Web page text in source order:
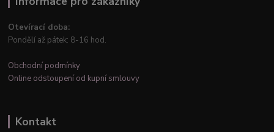
Otevírací doba:
Pondělí až pátek: 8-16 hod.
Obchodní podmínky
Online odstoupení od kupní smlouvy
Kontakt